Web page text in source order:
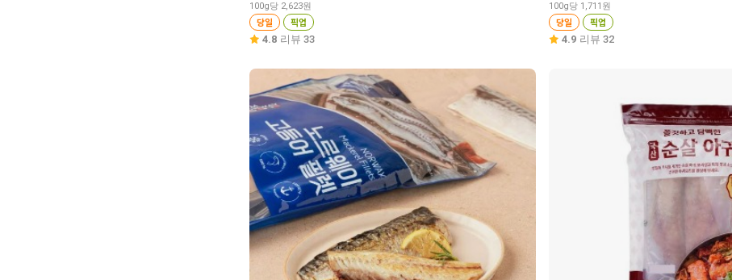
100g당 2,623원
당일 픽업
4.8 리뷰 33
100g당 1,711원
당일 픽업
4.9 리뷰 32